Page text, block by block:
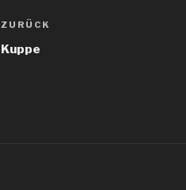
Beitragsnavigation
Vorheriger
Beitrag
ZURÜCK
Kuppe